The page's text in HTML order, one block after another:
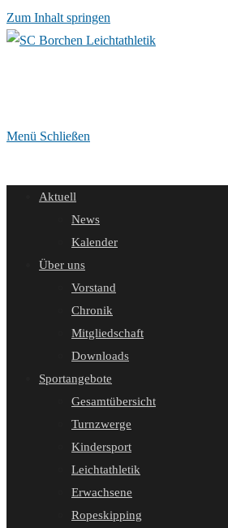
Zum Inhalt springen
Menü Schließen
Aktuell
News
Kalender
Über uns
Vorstand
Chronik
Mitgliedschaft
Downloads
Sportangebote
Gesamtübersicht
Turnzwerge
Kindersport
Leichtathletik
Erwachsene
Ropeskipping